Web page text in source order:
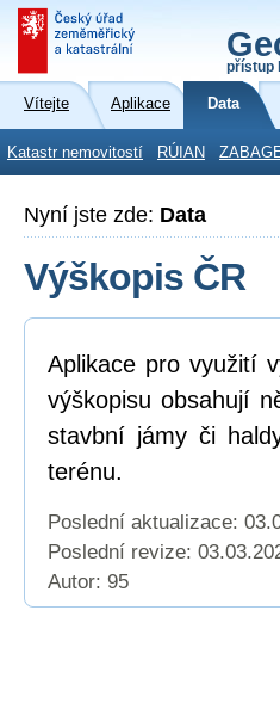
přístup
Vítejte Aplikace Data
Katastr nemovitostí RÚIAN
Nyní jste zde: Data
Výškopis ČR
Aplikace pro využití
výškopisu obsahují
stavbní jámy či
terénu.
Poslední aktualizace:
Poslední revize:
Autor: 95